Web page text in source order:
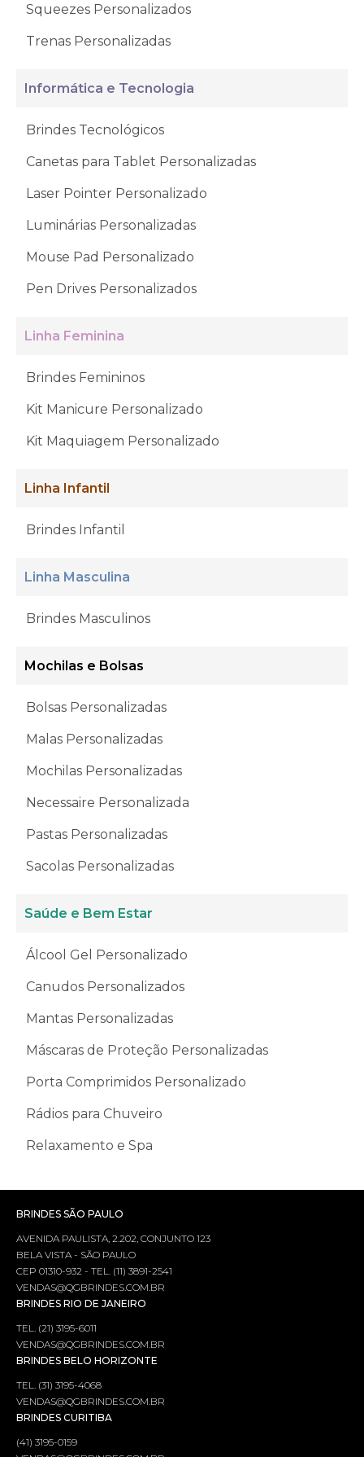
Squeezes Personalizados
Trenas Personalizadas
Informática e Tecnologia
Brindes Tecnológicos
Canetas para Tablet Personalizadas
Laser Pointer Personalizado
Luminárias Personalizadas
Mouse Pad Personalizado
Pen Drives Personalizados
Linha Feminina
Brindes Femininos
Kit Manicure Personalizado
Kit Maquiagem Personalizado
Linha Infantil
Brindes Infantil
Linha Masculina
Brindes Masculinos
Mochilas e Bolsas
Bolsas Personalizadas
Malas Personalizadas
Mochilas Personalizadas
Necessaire Personalizada
Pastas Personalizadas
Sacolas Personalizadas
Saúde e Bem Estar
Álcool Gel Personalizado
Canudos Personalizados
Mantas Personalizadas
Máscaras de Proteção Personalizadas
Porta Comprimidos Personalizado
Rádios para Chuveiro
Relaxamento e Spa
BRINDES SÃO PAULO
AVENIDA PAULISTA, 2.202, CONJUNTO 123
BELA VISTA - SÃO PAULO
CEP 01310-932 - TEL. (11) 3891-2541
VENDAS@QGBRINDES.COM.BR
BRINDES RIO DE JANEIRO
TEL. (21) 3195-6011
VENDAS@QGBRINDES.COM.BR
BRINDES BELO HORIZONTE
TEL. (31) 3195-4068
VENDAS@QGBRINDES.COM.BR
BRINDES CURITIBA
(41) 3195-0159